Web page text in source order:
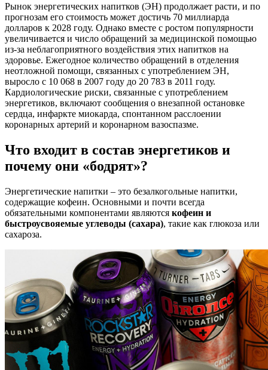
Рынок энергетических напитков (ЭН) продолжает расти, и по
прогнозам его стоимость может достичь 70 миллиарда
долларов к 2028 году. Однако вместе с ростом популярности
увеличивается и число обращений за медицинской помощью
из-за неблагоприятного воздействия этих напитков на
здоровье. Ежегодное количество обращений в отделения
неотложной помощи, связанных с употреблением ЭН,
выросло с 10 068 в 2007 году до 20 783 в 2011 году.
Кардиологические риски, связанные с употреблением
энергетиков, включают сообщения о внезапной остановке
сердца, инфаркте миокарда, спонтанном расслоении
коронарных артерий и коронарном вазоспазме.
Что входит в состав энергетиков и
почему они «бодрят»?
Энергетические напитки – это безалкогольные напитки,
содержащие кофеин. Основными и почти всегда
обязательными компонентами являются кофеин и
быстроусвояемые углеводы (сахара), такие как глюкоза или
сахароза.